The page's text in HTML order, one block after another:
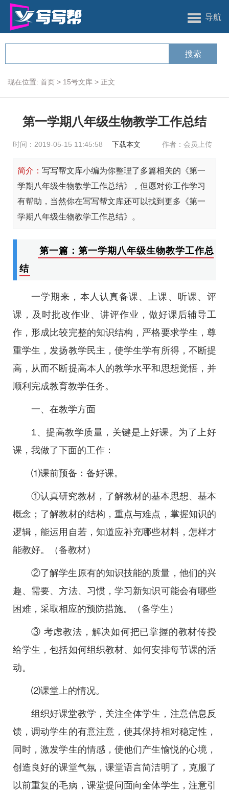
导航
现在位置: 首页 > 15号文库 > 正文
第一学期八年级生物教学工作总结
时间：2019-05-15 11:45:58 下载本文 作者：会员上传
简介： 写写帮文库小编为你整理了多篇相关的《第一
学期八年级生物教学工作总结》，但愿对你工作学习
有帮助，当然你在写写帮文库还可以找到更多《第一
学期八年级生物教学工作总结》。
第一篇：第一学期八年级生物教学工作总
结
一学期来，本人认真备课、上课、听课、评
课，及时批改作业、讲评作业，做好课后辅导工
作，形成比较完整的知识结构，严格要求学生，尊
重学生，发扬教学民主，使学生学有所得，不断提
高，从而不断提高本人的教学水平和思想觉悟，并
顺利完成教育教学任务。
一、在教学方面
1、提高教学质量，关键是上好课。为了上好
课，我做了下面的工作：
⑴课前预备：备好课。
①认真研究教材，了解教材的基本思想、基本
概念；了解教材的结构，重点与难点，掌握知识的
逻辑，能运用自若，知道应补充哪些材料，怎样才
能教好。（备教材）
②了解学生原有的知识技能的质量，他们的兴
趣、需要、方法、习惯，学习新知识可能会有哪些
困难，采取相应的预防措施。（备学生）
③ 考虑教法，解决如何把已掌握的教材传授
给学生，包括如何组织教材、如何安排每节课的活
动。
⑵课堂上的情况。
组织好课堂教学，关注全体学生，注意信息反
馈，调动学生的有意注意，使其保持相对稳定性，
同时，激发学生的情感，使他们产生愉悦的心境，
创造良好的课堂气氛，课堂语言简洁明了，克服了
以前重复的毛病，课堂提问面向全体学生，注意引